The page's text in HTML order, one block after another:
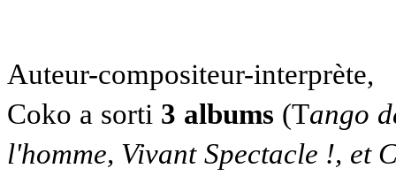
Auteur-compositeur-
Coko a sorti 3 albums (Tango
l'homme, Vivant Spectacle !, et